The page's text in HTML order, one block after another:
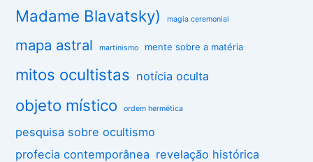
Madame Blavatsky) magia ceremonial
mapa astral martinismo mente sobre a matéria
mitos ocultistas notícia oculta
objeto místico ordem hermética
pesquisa sobre ocultismo
profecia contemporânea revelação histórica